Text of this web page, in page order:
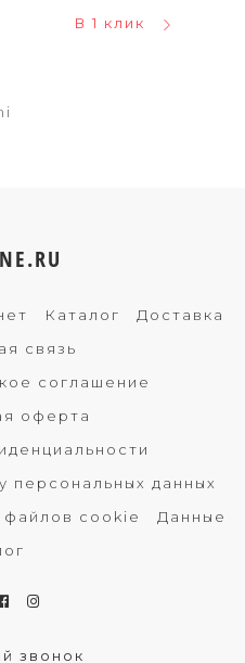
В 1 клик
Каталог
Доставка
связь
соглашение
оферта
персональных данных
файлов cookie
Данные
звонок